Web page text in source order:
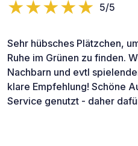
5/5
Sehr hübsches Plätzchen,
Ruhe im Grünen zu finden.
Nachbarn und evtl
klare Empfehlung! Schöne
Service genutzt - daher